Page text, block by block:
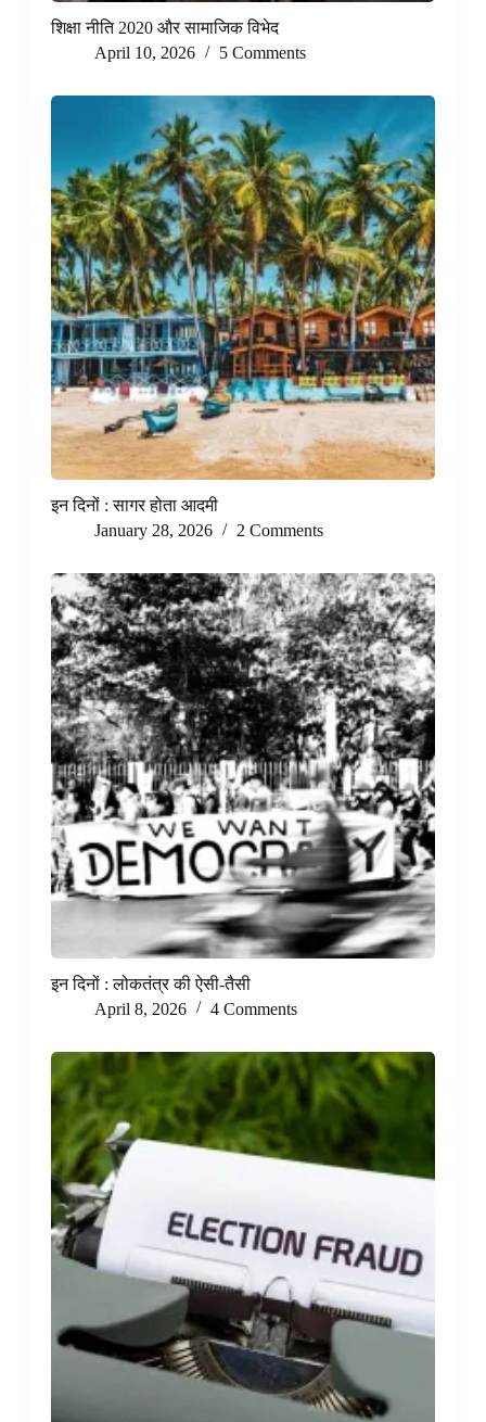
शिक्षा नीति 2020 और सामाजिक विभेद
April 10, 2026
5 Comments
इन दिनों : सागर होता आदमी
January 28, 2026
2 Comments
इन दिनों : लोकतंत्र की ऐसी-तैसी
April 8, 2026
4 Comments